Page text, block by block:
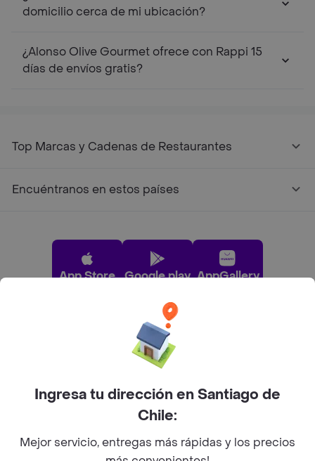
domicilio cerca de mi ubicación?
¿Alonso Olive Gourmet ofrece con Rappi 15
días de envíos gratis?
Top Marcas y Cadenas de Restaurantes
Encuéntranos en estos países
App Store Google play AppGallery
Pide tu comida favorita cerca de ti
Categorías
Ingresa tu dirección en Santiago de
Chile:
Mejor servicio, entregas más rápidas y los precios